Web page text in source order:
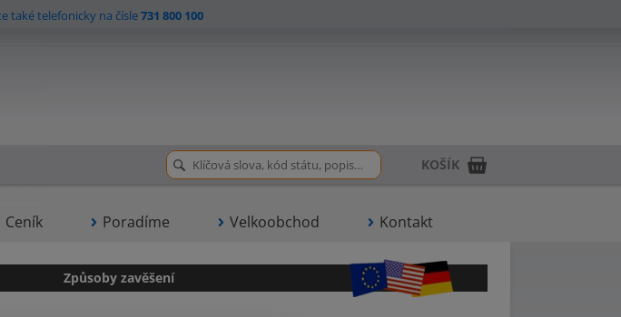
také telefonicky na čísle731 800 100
Ceník Poradíme Velkoobchod Kontakt
KOŠÍK
Způsoby zavěšení